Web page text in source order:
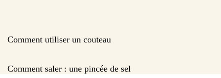
Comment utiliser un couteau
Comment saler : une pincée de sel